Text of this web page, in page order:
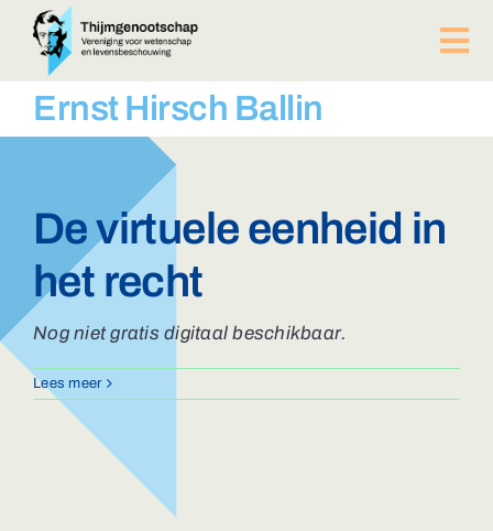
naar
inhoud
BIJEENKOMSTEN
Afdelingen
Lid worden?
Contact
ZOEKEN
NAAR:
Ernst Hirsch Ballin
De virtuele eenheid in
het recht
Nog niet gratis digitaal beschikbaar.
Lees meer